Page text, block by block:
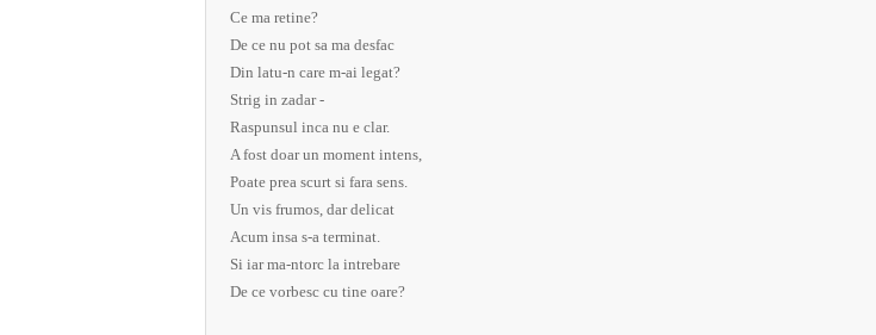
Ce ma retine?
De ce nu pot sa ma desfac
Din latu-n care m-ai legat?
Strig in zadar -
Raspunsul inca nu e clar.
A fost doar un moment intens,
Poate prea scurt si fara sens.
Un vis frumos, dar delicat
Acum insa s-a terminat.
Si iar ma-ntorc la intrebare
De ce vorbesc cu tine oare?